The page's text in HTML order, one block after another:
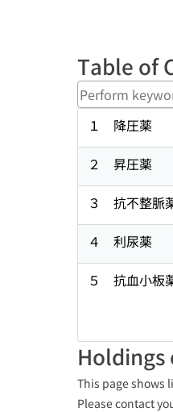
Table of
１ 降圧薬
２ 昇圧薬
３ 抗不整脈
４ 利尿薬
５ 抗血小板
Holdings
This page shows
Please contact